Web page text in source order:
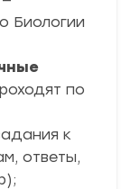
Биологии
по
к
ответы,